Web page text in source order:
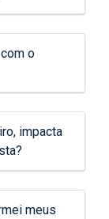
o
impacta
meus